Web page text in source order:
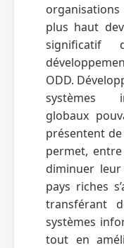
plus haut
significatif
ODD.
systèmes
globaux
présentent
permet,
diminuer
pays riches
transférant
systèmes
tout en